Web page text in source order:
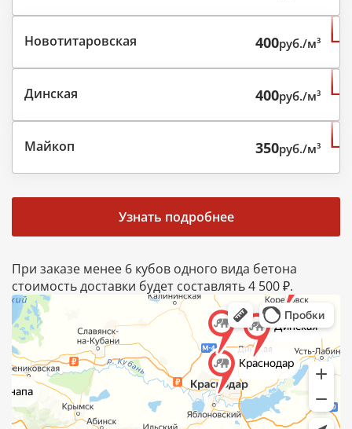
Новотитаровская 400руб./м³
Динская 400руб./м³
Майкоп 350руб./м³
Узнать подробнее
При заказе менее 6 кубов одного вида бетона
стоимость доставки будет составлять 4 500 ₽.